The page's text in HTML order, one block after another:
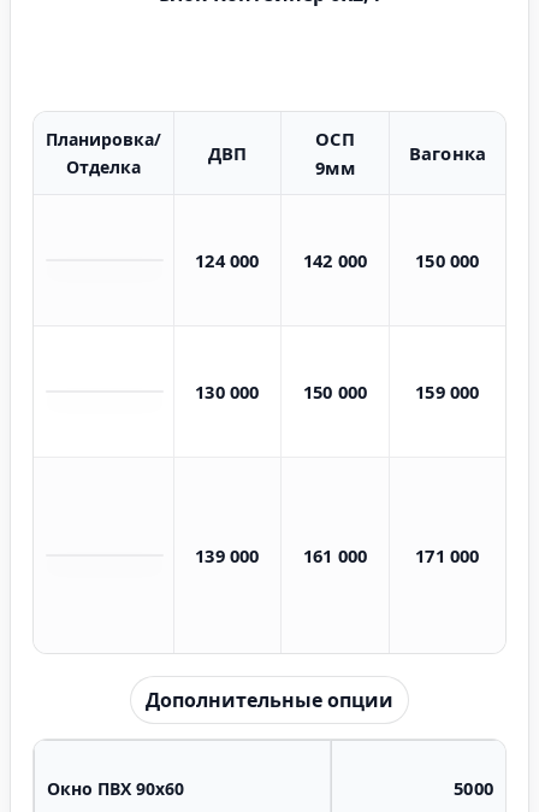
Планировка/
Отделка
ДВП
ОСП
9мм
Вагонка
124 000 142 000 150 000
130 000 150 000 159 000
139 000 161 000 171 000
Дополнительные опции
Окно ПВХ 90х60 5000